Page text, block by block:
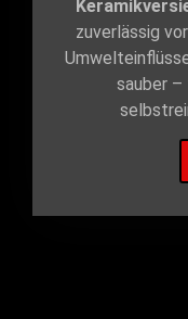
zuverlässig
sauber –